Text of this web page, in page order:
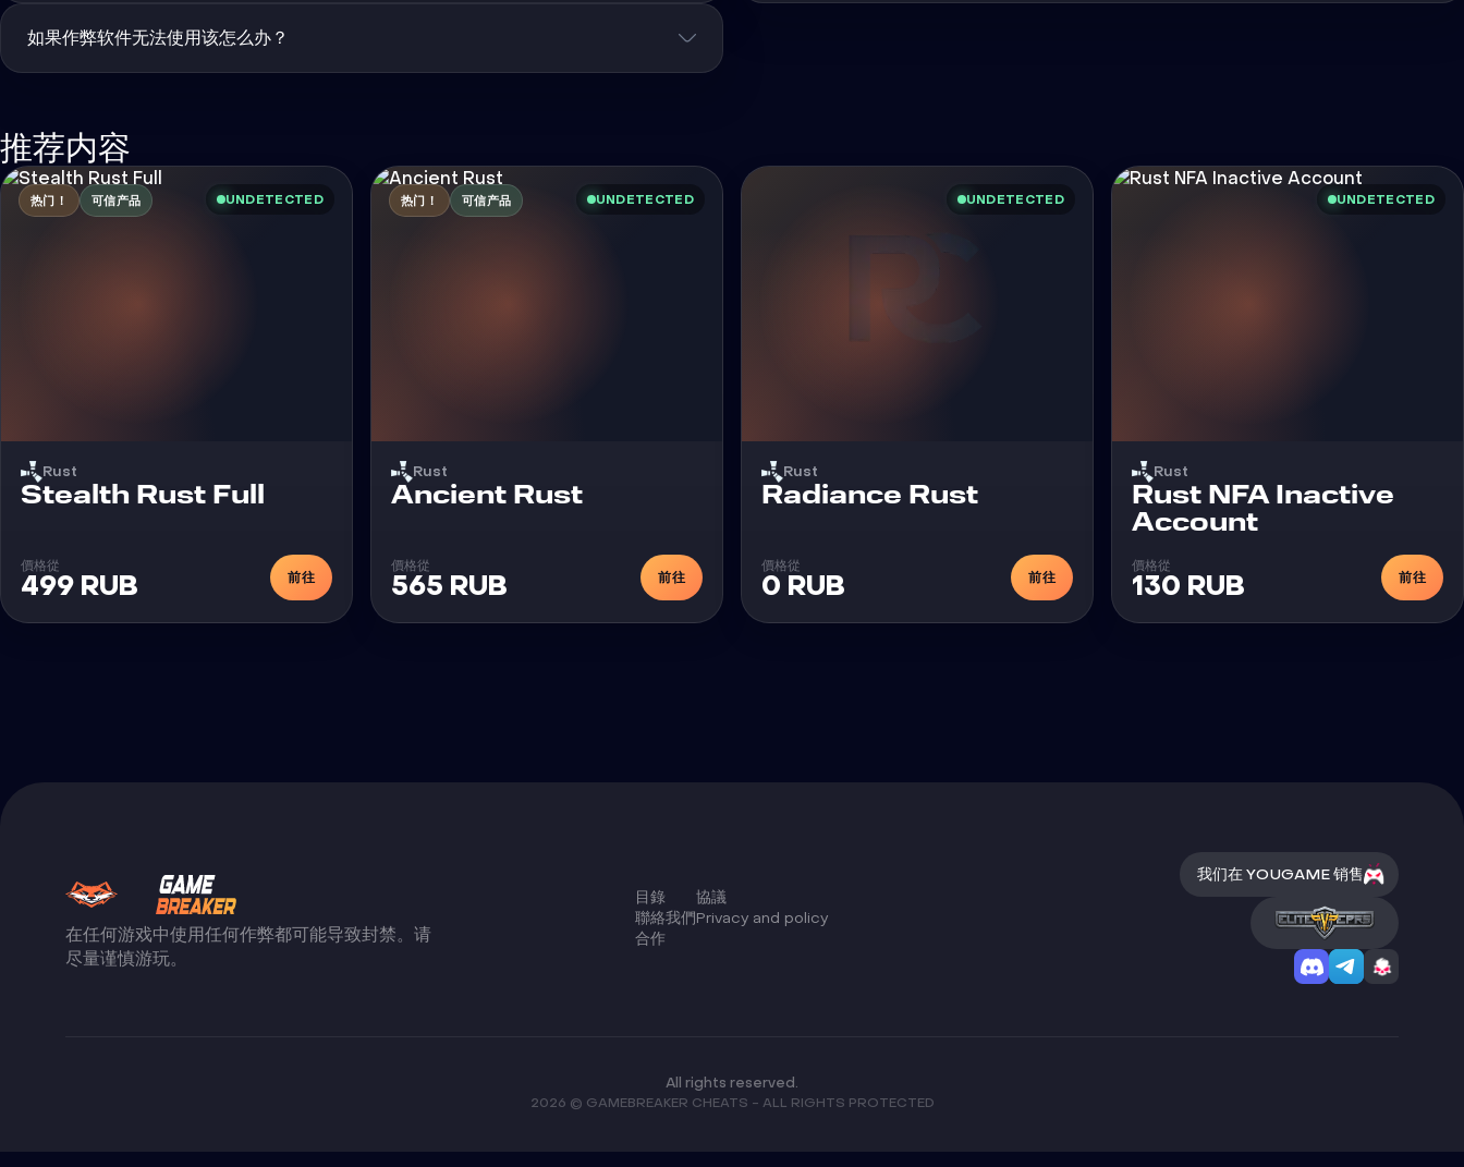
如果作弊软件无法使用该怎么办？
推荐内容
热门！ 可信产品 UNDETECTED
Rust
Stealth Rust Full
價格從
499 RUB 前往
热门！ 可信产品 UNDETECTED
Rust
Ancient Rust外挂
價格從
565 RUB 前往
UNDETECTED
Rust
Radiance Rust外挂
價格從
0 RUB 前往
UNDETECTED
Rust
Rust NFA Inactive
Account
價格從
130 RUB 前往
在任何游戏中使用任何作弊都可能导致封禁。请
尽量谨慎游玩。
目錄
聯絡我們
合作
協議
Privacy and policy
我们在 YOUGAME 销售
All rights reserved.
2026 © GAMEBREAKER CHEATS - ALL RIGHTS PROTECTED